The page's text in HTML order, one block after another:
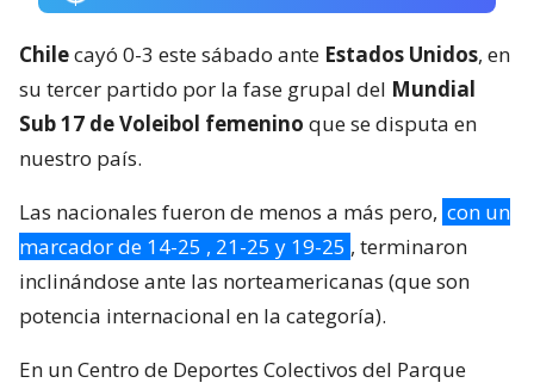
Chilecayó 0-3 este sábado ante Estados Unidos, en
su tercer partido por la fase grupal del Mundial
Sub 17 de Voleibol femenino que se disputa en
nuestro país.
Las nacionales fueron de menos a más pero, con un
marcador de 14-25 , 21-25 y 19-25 , terminaron
inclinándose ante las norteamericanas (que son
potencia internacional en la categoría).
En un Centro de Deportes Colectivos del Parque